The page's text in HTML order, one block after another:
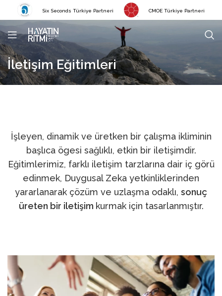
Six Seconds Türkiye Partneri CMOE Türkiye Partneri
İletişim Eğitimleri
İşleyen, dinamik ve üretken bir çalışma ikliminin
başlıca ögesi sağlıklı, etkin bir iletişimdir.
Eğitimlerimiz, farklı iletişim tarzlarına dair iç görü
edinmek, Duygusal Zeka yetkinliklerinden
yararlanarak çözüm ve uzlaşma odaklı, sonuç
üreten bir iletişim kurmak için tasarlanmıştır.